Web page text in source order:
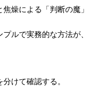
燥による「判断の魔」
ルで実務的な方法が、
けて確認する。